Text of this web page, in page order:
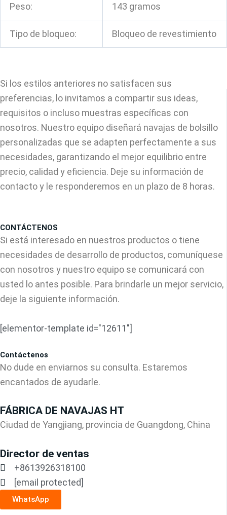
Peso: 143 gramos
Tipo de bloqueo: Bloqueo de revestimiento
Si los estilos anteriores no satisfacen sus
preferencias, lo invitamos a compartir sus ideas,
requisitos o incluso muestras específicas con
nosotros. Nuestro equipo diseñará navajas de bolsillo
personalizadas que se adapten perfectamente a sus
necesidades, garantizando el mejor equilibrio entre
precio, calidad y eficiencia. Deje su información de
contacto y le responderemos en un plazo de 8 horas.
CONTÁCTENOS
Si está interesado en nuestros productos o tiene
necesidades de desarrollo de productos, comuníquese
con nosotros y nuestro equipo se comunicará con
usted lo antes posible. Para brindarle un mejor servicio,
deje la siguiente información.
[elementor-template id="12611"]
Contáctenos
No dude en enviarnos su consulta. Estaremos
encantados de ayudarle.
FÁBRICA DE NAVAJAS HT
Ciudad de Yangjiang, provincia de Guangdong, China
Director de ventas
+8613926318100
[email protected]
WhatsApp